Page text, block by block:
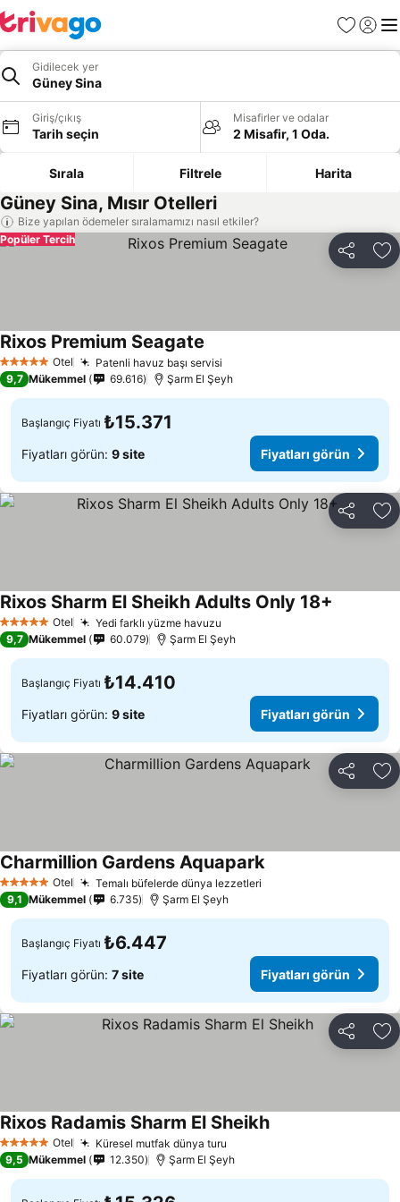
Favoriler
Giriş
Gidilecek yer
Güney Sina
Giriş/çıkış
Tarih seçin
Misafirler ve odalar
2 Misafir, 1 Oda.
Sırala Filtrele Harita
Güney Sina, Mısır Otelleri
Bize yapılan ödemeler sıralamamızı nasıl etkiler?
Paylaş
Popüler Tercih
5 Yıldız Otel Patenli havuz başı servisi
Rixos Premium Seagate
9,7 Mükemmel 69.616 Şarm El Şeyh
Başlangıç Fiyatı ₺15.371
Fiyatları görün: 9 site Fiyatları görün
Paylaş
5 Yıldız Otel Yedi farklı yüzme havuzu
Rixos Sharm El Sheikh Adults Only 18+
9,7 Mükemmel 60.079 Şarm El Şeyh
Başlangıç Fiyatı ₺14.410
Fiyatları görün: 9 site Fiyatları görün
Paylaş
5 Yıldız Otel Temalı büfelerde dünya lezzetleri
Charmillion Gardens Aquapark
9,1 Mükemmel 6.735 Şarm El Şeyh
Başlangıç Fiyatı ₺6.447
Fiyatları görün: 7 site Fiyatları görün
Paylaş
5 Yıldız Otel Küresel mutfak dünya turu
Rixos Radamis Sharm El Sheikh
9,5 Mükemmel 12.350 Şarm El Şeyh